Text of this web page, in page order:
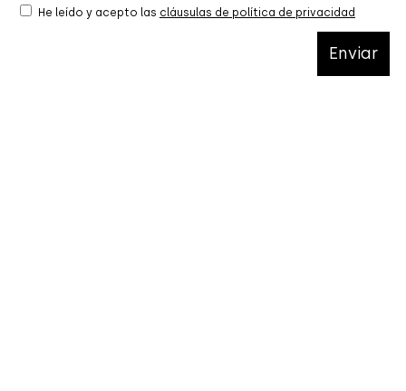
He leído y acepto las cláusulas de política de privacidad
Enviar